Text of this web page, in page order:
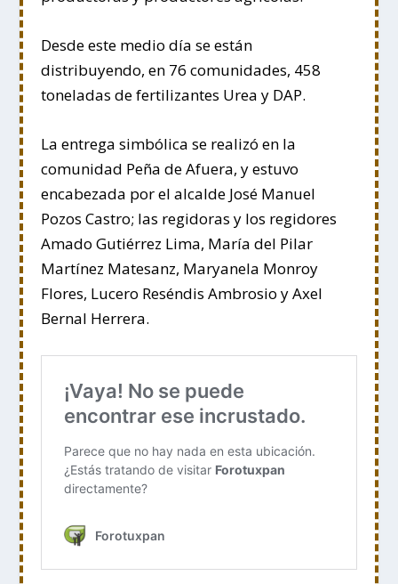
Desde este medio día se están
distribuyendo, en 76 comunidades, 458
toneladas de fertilizantes Urea y DAP.
La entrega simbólica se realizó en la
comunidad Peña de Afuera, y estuvo
encabezada por el alcalde José Manuel
Pozos Castro; las regidoras y los regidores
Amado Gutiérrez Lima, María del Pilar
Martínez Matesanz, Maryanela Monroy
Flores, Lucero Reséndis Ambrosio y Axel
Bernal Herrera.